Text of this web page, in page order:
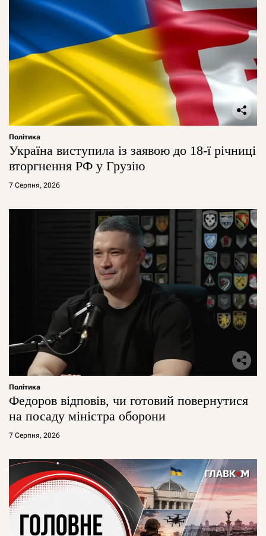
Політика
Україна виступила із заявою до 18-ї річниці
вторгнення РФ у Грузію
7 Серпня, 2026
Політика
Федоров відповів, чи готовий повернутися
на посаду міністра оборони
7 Серпня, 2026